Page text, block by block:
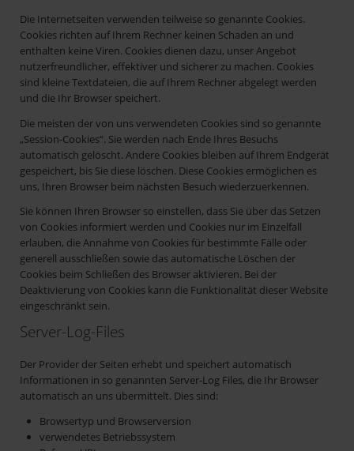
Die Internetseiten verwenden teilweise so genannte Cookies.
Cookies richten auf Ihrem Rechner keinen Schaden an und
enthalten keine Viren. Cookies dienen dazu, unser Angebot
nutzerfreundlicher, effektiver und sicherer zu machen. Cookies
sind kleine Textdateien, die auf Ihrem Rechner abgelegt werden
und die Ihr Browser speichert.
Die meisten der von uns verwendeten Cookies sind so genannte
„Session-Cookies“. Sie werden nach Ende Ihres Besuchs
automatisch gelöscht. Andere Cookies bleiben auf Ihrem Endgerät
gespeichert, bis Sie diese löschen. Diese Cookies ermöglichen es
uns, Ihren Browser beim nächsten Besuch wiederzuerkennen.
Sie können Ihren Browser so einstellen, dass Sie über das Setzen
von Cookies informiert werden und Cookies nur im Einzelfall
erlauben, die Annahme von Cookies für bestimmte Fälle oder
generell ausschließen sowie das automatische Löschen der
Cookies beim Schließen des Browser aktivieren. Bei der
Deaktivierung von Cookies kann die Funktionalität dieser Website
eingeschränkt sein.
Server-Log-Files
Der Provider der Seiten erhebt und speichert automatisch
Informationen in so genannten Server-Log Files, die Ihr Browser
automatisch an uns übermittelt. Dies sind:
Browsertyp und Browserversion
verwendetes Betriebssystem